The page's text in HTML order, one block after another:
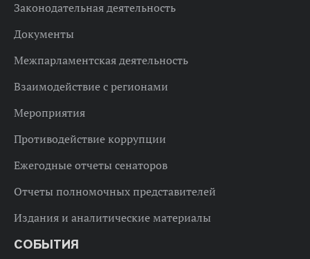
Законодательная деятельность
Документы
Межпарламентская деятельность
Взаимодействие с регионами
Мероприятия
Противодействие коррупции
Ежегодные отчеты сенаторов
Отчеты полномочных представителей
Издания и аналитические материалы
СОБЫТИЯ